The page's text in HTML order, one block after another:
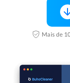
Mais de